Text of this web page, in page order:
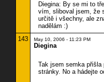
Diegina: By se mi to
vím, sliboval jsem, že
určitě i všechny, ale
nadělám :)
143
May 10, 2006 - 11:23 PM
Diegina
Tak jsem semka přišla
stránky. No a hádejte